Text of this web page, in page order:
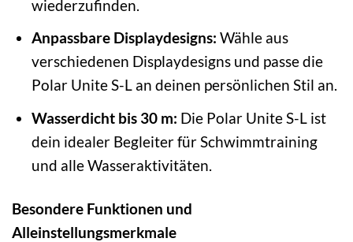
wiederzufinden.
Anpassbare Displaydesigns: Wähle aus
verschiedenen Displaydesigns und passe die
Polar Unite S-L an deinen persönlichen Stil an.
Wasserdicht bis 30 m: Die Polar Unite S-L ist
dein idealer Begleiter für Schwimmtraining
und alle Wasseraktivitäten.
Besondere Funktionen und
Alleinstellungsmerkmale